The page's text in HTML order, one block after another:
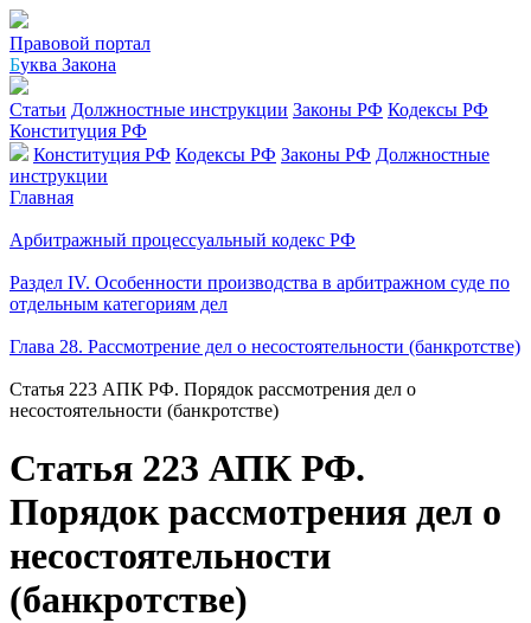
Правовой портал
Буква Закона
Статьи Должностные инструкции Законы РФ Кодексы РФ
Конституция РФ
Конституция РФ Кодексы РФ Законы РФ Должностные
инструкции
Главная
Арбитражный процессуальный кодекс РФ
Раздел IV. Особенности производства в арбитражном суде по
отдельным категориям дел
Глава 28. Рассмотрение дел о несостоятельности (банкротстве)
Статья 223 АПК РФ. Порядок рассмотрения дел о
несостоятельности (банкротстве)
Статья 223 АПК РФ.
Порядок рассмотрения дел о
несостоятельности
(банкротстве)